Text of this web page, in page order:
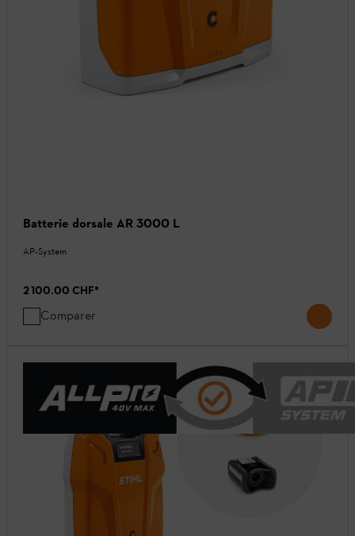
Batterie dorsale AR 3000 L
AP-System
2 100.00 CHF*
Comparer